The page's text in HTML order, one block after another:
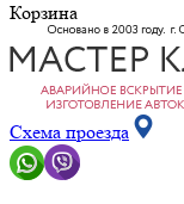
Корзина
Схема проезда